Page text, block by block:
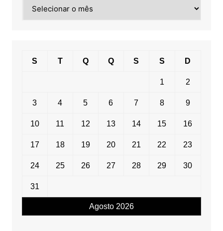
por
Agosto 2026
S T Q Q S S D
1 2
3 4 5 6 7 8 9
10 11 12 13 14 15 16
17 18 19 20 21 22 23
24 25 26 27 28 29 30
31